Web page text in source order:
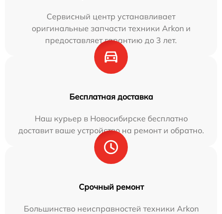
Сервисный центр устанавливает
оригинальные запчасти техники Arkon и
предоставляет гарантию до 3 лет.
Бесплатная доставка
Наш курьер в Новосибирске бесплатно
доставит ваше устройство на ремонт и обратно.
Срочный ремонт
Большинство неисправностей техники Arkon